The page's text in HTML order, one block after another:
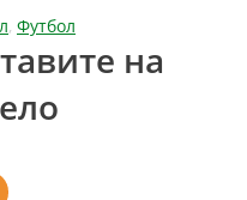
, Футбол
на